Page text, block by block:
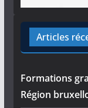
Articles
Formations
Région